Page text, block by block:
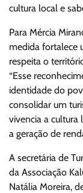
cultura local e
Para Mércia
medida fortalece
respeita o
“Esse
identidade do
consolidar um
vivencia a cultura
a geração de
A secretária de
da Associação
Natália Moreira,